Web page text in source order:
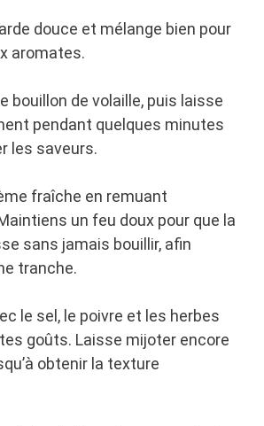
douce et mélange bien pour
aromates.
bouillon de volaille, puis laisse
pendant quelques minutes
les saveurs.
fraîche en remuant
un feu doux pour que la
sans jamais bouillir, afin
tranche.
le sel, le poivre et les herbes
goûts. Laisse mijoter encore
obtenir la texture